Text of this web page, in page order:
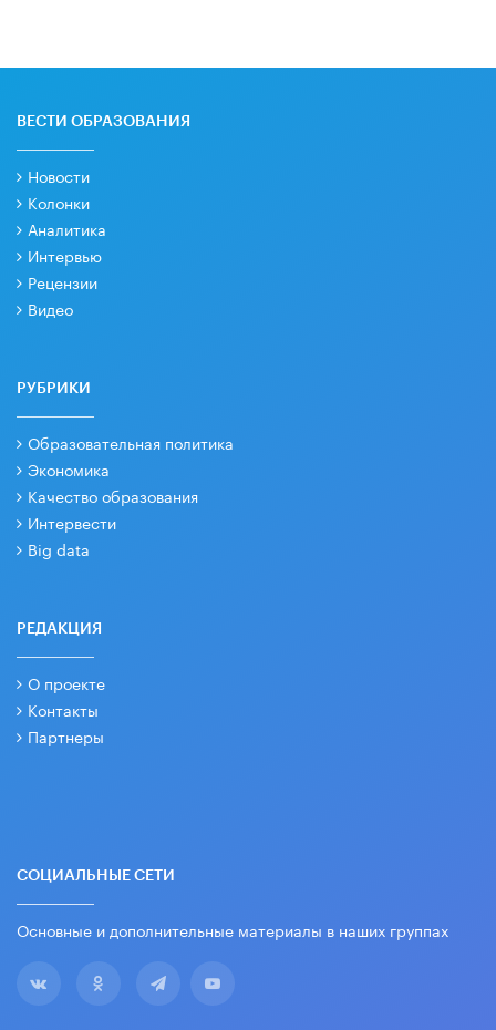
ВЕСТИ ОБРАЗОВАНИЯ
Новости
Колонки
Аналитика
Интервью
Рецензии
Видео
РУБРИКИ
Образовательная политика
Экономика
Качество образования
Интервести
Big data
РЕДАКЦИЯ
О проекте
Контакты
Партнеры
СОЦИАЛЬНЫЕ СЕТИ
Основные и дополнительные материалы в наших группах